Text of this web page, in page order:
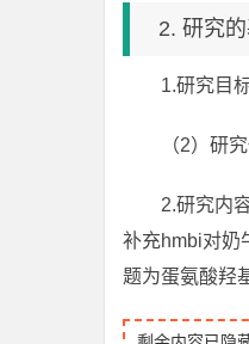
2. 研究
1.研究目
（2）研
2.研究内
补充hmbi对奶
题为蛋氨酸羟